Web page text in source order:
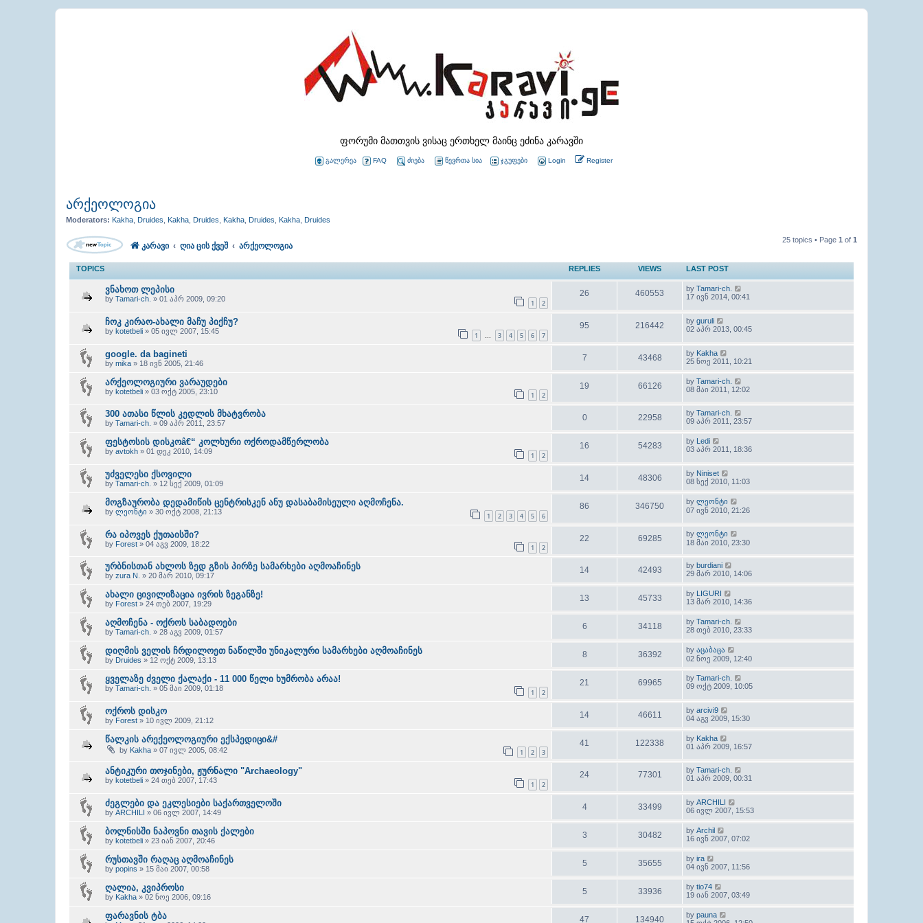
ფორუმი მათთვის ვისაც ერთხელ მაინც ეძინა კარავში
გალერეა FAQ ძიება წევრთა სია ჯგუფები Login Register
არქეოლოგია
Moderators: Kakha Druides Kakha Druides Kakha Druides Kakha Druides
კარავი ღია ცის ქვეშ არქეოლოგია
25 topics • Page 1 of 1
TOPICS REPLIES VIEWS LAST POST
ვნახოთ ლეპისი
by Tamari-ch. » 01 აპრ 2009, 09:20 1 2
26 460553 by Tamari-ch.
17 ივნ 2014, 00:41
ჩოკ კირაო-ახალი მაჩუ პიქჩუ?
by kotetbeli » 05 ივლ 2007, 15:45 1 … 3 4 5 6 7
95 216442 by guruli
02 აპრ 2013, 00:45
google. da bagineti
by mika » 18 ივნ 2005, 21:46
7 43468 by Kakha
25 ნოე 2011, 10:21
არქეოლოგიური ვარაუდები
by kotetbeli » 03 ოქტ 2005, 23:10 1 2
19 66126 by Tamari-ch.
08 მაი 2011, 12:02
300 ათასი წლის კედლის მხატვრობა
by Tamari-ch. » 09 აპრ 2011, 23:57
0 22958 by Tamari-ch.
09 აპრ 2011, 23:57
ფესტოსის დისკოâ€“ კოლხური ოქროდამწერლობა
by avtokh » 01 დეკ 2010, 14:09 1 2
16 54283 by
Ledi
03 აპრ 2011, 18:36
უძველესი ქსოვილი
by Tamari-ch. » 12 სექ 2009, 01:09
14 48306 by Niniset
08 სექ 2010, 11:03
მოგზაურობა დედამიწის ცენტრისკენ ანუ დასაბამისეული აღმოჩენა.
by ლეონტი » 30 ოქტ 2008, 21:13 1 2 3 4 5 6
86 346750 by ლეონტი
07 ივნ 2010, 21:26
რა იპოვეს ქუთაისში?
by Forest » 04 აგვ 2009, 18:22 1 2
22 69285 by ლეონტი
18 მაი 2010, 23:30
ურბნისთან ახლოს ზედ გზის პირზე სამარხები აღმოაჩინეს
by zura N. » 20 მარ 2010, 09:17
14 42493 by burdiani
29 მარ 2010, 14:06
ახალი ცივილიზაცია ივრის ზეგანზე!
by Forest » 24 თებ 2007, 19:29
13 45733 by
LIGURI
13 მარ 2010, 14:36
აღმოჩენა - ოქროს საბადოები
by Tamari-ch. » 28 აგვ 2009, 01:57
6 34118 by Tamari-ch.
28 თებ 2010, 23:33
დიღმის ველის ჩრდილოეთ ნაწილში უნიკალური სამარხები აღმოაჩინეს
by Druides » 12 ოქტ 2009, 13:13
8 36392 by აცაბაცა
02 ნოე 2009, 12:40
ყველაზე ძველი ქალაქი - 11 000 წელი ხუმრობა არაა!
by Tamari-ch. » 05 მაი 2009, 01:18 1 2
21 69965 by Tamari-ch.
09 ოქტ 2009, 10:05
ოქროს დისკო
by Forest » 10 ივლ 2009, 21:12
14 46611 by arcivi9
04 აგვ 2009, 15:30
წალკის არექეოლოგიური ექსპედიცი&#
by Kakha » 07 ივლ 2005, 08:42 1 2 3
41 122338 by Kakha
01 აპრ 2009, 16:57
ანტიკური თოჯინები, ჟურნალი "Archaeology"
by kotetbeli » 24 თებ 2007, 17:43 1 2
24 77301 by Tamari-ch.
01 აპრ 2009, 00:31
ძეგლები და ეკლესიები საქართველოში
by ARCHILI » 06 ივლ 2007, 14:49
4 33499 by ARCHILI
06 ივლ 2007, 15:53
ბოლნისში ნაპოვნი თავის ქალები
by kotetbeli » 23 იან 2007, 20:46
3 30482 by Archil
16 ივნ 2007, 07:02
რუსთავში რაღაც აღმოაჩინეს
by popins » 15 მაი 2007, 00:58
5 35655 by ira
04 ივნ 2007, 11:56
ღალია, კვიპროსი
by Kakha » 02 ნოე 2006, 09:16
5 33936 by tio74
19 იან 2007, 03:49
ფარავნის ტბა 47 134940 by pauna